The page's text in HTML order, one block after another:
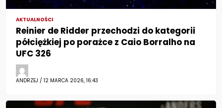
AKTUALNOŚCI
Reinier de Ridder przechodzi do kategorii
półciężkiej po porażce z Caio Borralho na
UFC 326
ANDRZEJ / 12 MARCA 2026, 16:43